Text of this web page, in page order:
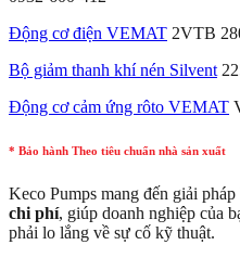
Động cơ điện VEMAT 2VTB
Bộ giảm thanh khí nén Silvent
Động cơ cảm ứng rôto VEMAT
* Bảo hành Theo tiêu chuẩn nhà sản xuất
Keco Pumps mang đến giải pháp
chi phí, giúp doanh nghiệp của
phải lo lắng về sự cố kỹ thuật.